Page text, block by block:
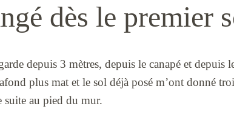
dès le premier
depuis 3 mètres, depuis le canapé et depuis
plus mat et le sol déjà posé m’ont donné
suite au pied du mur.